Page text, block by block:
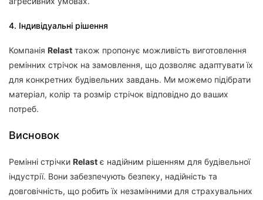
4. Індивідуальні рішення
Компанія Relast також пропонує можливість виготовлення
ремінних стрічок на замовлення, що дозволяє адаптувати їх
для конкретних будівельних завдань. Ми можемо підібрати
матеріал, колір та розмір стрічок відповідно до ваших
потреб.
Висновок
Ремінні стрічки Relast є надійним рішенням для будівельної
індустрії. Вони забезпечують безпеку, надійність та
довговічність, що робить їх незамінними для страхувальних